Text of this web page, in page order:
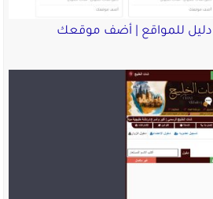
دليل للمواقع | أضف موقعك